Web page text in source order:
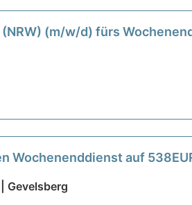
(m/w/d) fürs
Wochenenddienst auf
Gevelsberg